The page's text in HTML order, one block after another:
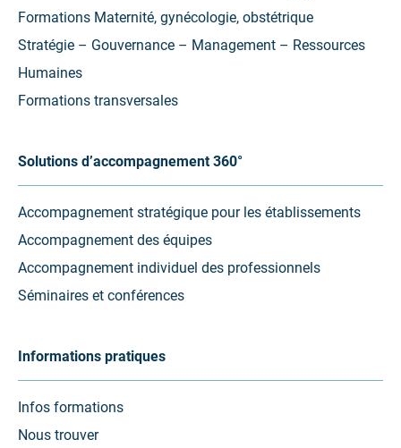
Formations Maternité, gynécologie, obstétrique
Stratégie – Gouvernance – Management – Ressources
Humaines
Formations transversales
Solutions d’accompagnement 360°
Accompagnement stratégique pour les établissements
Accompagnement des équipes
Accompagnement individuel des professionnels
Séminaires et conférences
Informations pratiques
Infos formations
Nous trouver